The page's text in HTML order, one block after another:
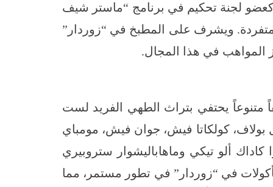
كعضو لجنة تحكيم في برنامج “ماستر شيف
ويشرف على المطبخ في “زوردار”
الطعام في “زوردار” رحلة ساحرة عبر عالم النكهات الهندية الغنية، حيث تضم 75طبقاً متنوعاً يحتفي بتراث الطهي الفريد لست
بولاف، كولكاتا فيش، جوان فيش، مومباي
كاداك ألو تيكي وماهاباليشوار ستروبيري
في “زوردار” في تطور مستمر، مما